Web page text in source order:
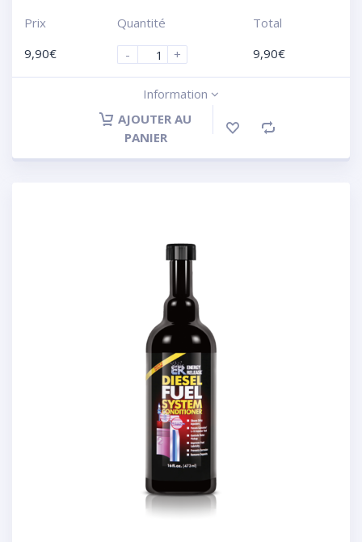
Prix
9,90€
Quantité
-
+
Total
9,90€
Information
AJOUTER AU
PANIER